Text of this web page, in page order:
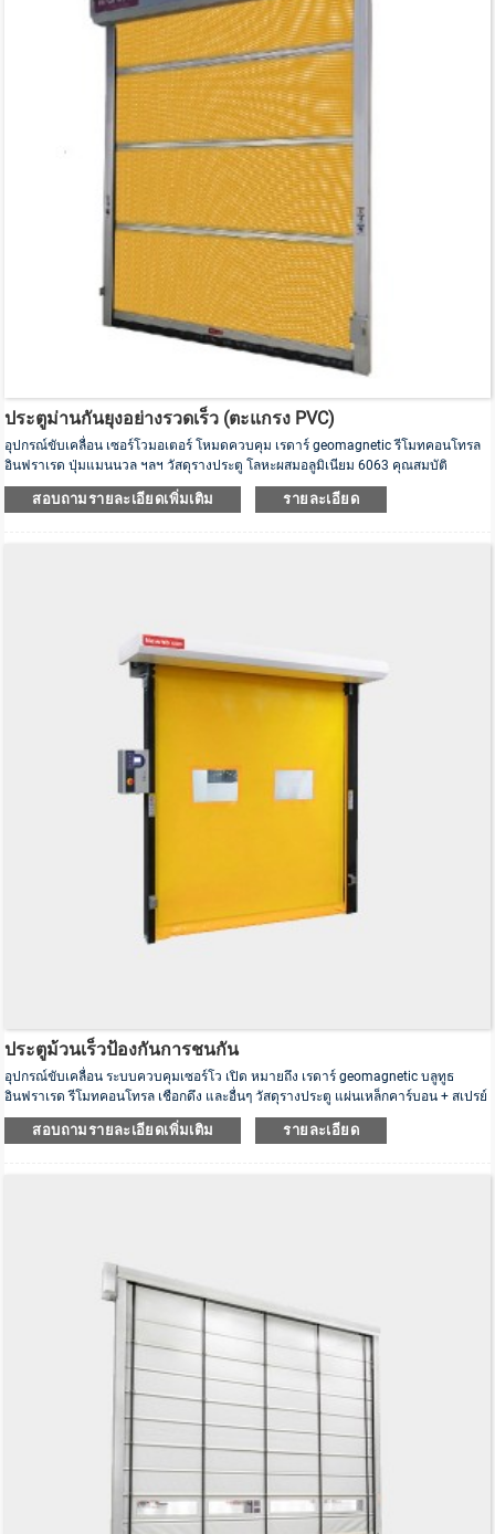
ประตูม่านกันยุงอย่างรวดเร็ว (ตะแกรง PVC)
อุปกรณ์ขับเคลื่อน เซอร์โวมอเตอร์ โหมดควบคุม เรดาร์ geomagnetic รีโมทคอนโทรล
อินฟราเรด ปุ่มแมนนวล ฯลฯ วัสดุรางประตู โลหะผสมอลูมิเนียม 6063 คุณสมบัติ
รวดเร็ว กันแมลง และระบายอากาศ วัสดุม่าน ม่านหน้าต่างตาข่าย PVC อุปกรณ์ความ
ปลอดภัย หยุดแน่น แรงดันมอเตอร์ 220V/50HZ ความเร็วในการวิ่ง 0.6-2.0m/s พอดี
สอบถามรายละเอียดเพิ่มเติม รายละเอียด
ประตูม้วนเร็วป้องกันการชนกัน
อุปกรณ์ขับเคลื่อน ระบบควบคุมเซอร์โว เปิด หมายถึง เรดาร์ geomagnetic บลูทูธ
อินฟราเรด รีโมทคอนโทรล เชือกดึง และอื่นๆ วัสดุรางประตู แผ่นเหล็กคาร์บอน + สเปรย์
พลาสติก อุปกรณ์ความปลอดภัย ไฟอินฟราเรด เสาป้องกันการชน วัสดุผ้าม่าน 0.8 มม.
ผ้าเคลือบพีวีซี ขนาด กำหนดเองด้านล่าง ขอบด้านล่างแน่นอากาศนุ่ม คุณสมบัติ
สอบถามรายละเอียดเพิ่มเติม รายละเอียด